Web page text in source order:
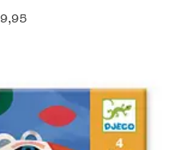
9,95